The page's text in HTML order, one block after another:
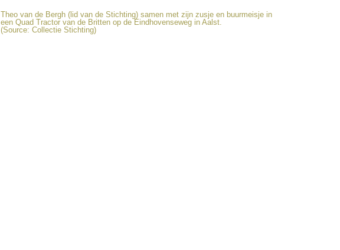
Theo van de Bergh (lid van de Stichting) samen met zijn zusje en buurmeisje in
een Quad Tractor van de Britten op de Eindhovenseweg in Aalst.
(Source: Collectie Stichting)